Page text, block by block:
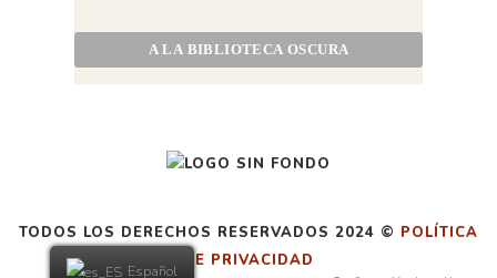
TODOS LOS DERECHOS RESERVADOS 2024 © POLÍTICA
DE PRIVACIDAD
Español